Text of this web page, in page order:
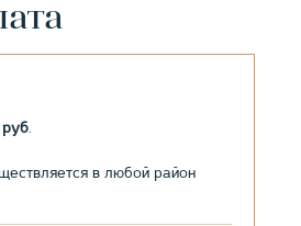
в любой район